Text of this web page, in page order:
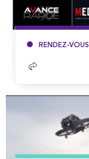
RENDEZ-VOUS
Lire